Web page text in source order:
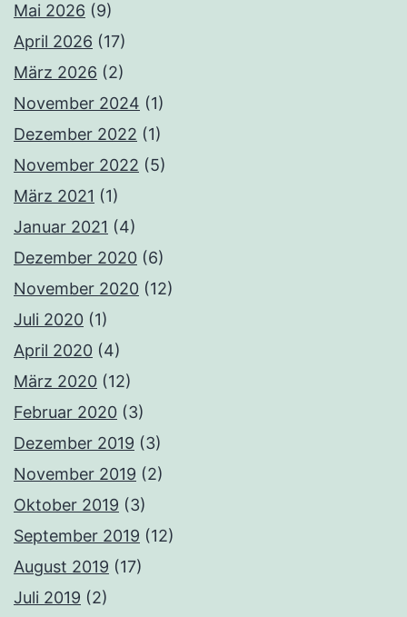
Mai 2026 (9)
April 2026 (17)
März 2026 (2)
November 2024 (1)
Dezember 2022 (1)
November 2022 (5)
März 2021 (1)
Januar 2021 (4)
Dezember 2020 (6)
November 2020 (12)
Juli 2020 (1)
April 2020 (4)
März 2020 (12)
Februar 2020 (3)
Dezember 2019 (3)
November 2019 (2)
Oktober 2019 (3)
September 2019 (12)
August 2019 (17)
Juli 2019 (2)